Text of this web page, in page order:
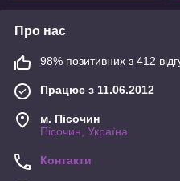
Про нас
98% позитивних з 412
Працює з 11.06.2012
м. Пісочин
Пісочин, Україна
Контакти